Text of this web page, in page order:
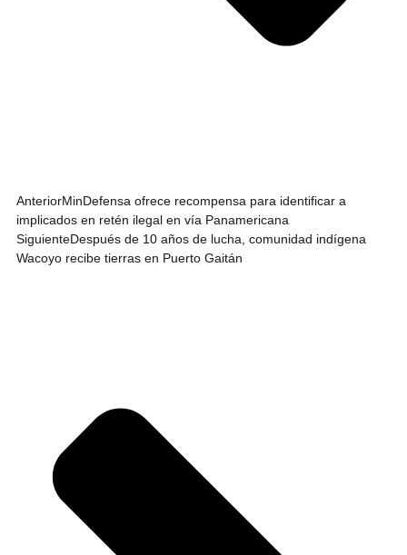
AnteriorMinDefensa ofrece recompensa para identificar a
implicados en retén ilegal en vía Panamericana
SiguienteDespués de 10 años de lucha, comunidad indígena
Wacoyo recibe tierras en Puerto Gaitán